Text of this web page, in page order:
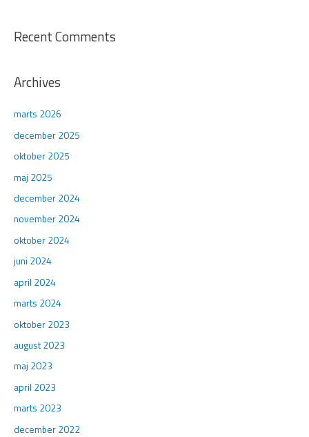
Recent Comments
Archives
marts 2026
december 2025
oktober 2025
maj 2025
december 2024
november 2024
oktober 2024
juni 2024
april 2024
marts 2024
oktober 2023
august 2023
maj 2023
april 2023
marts 2023
december 2022